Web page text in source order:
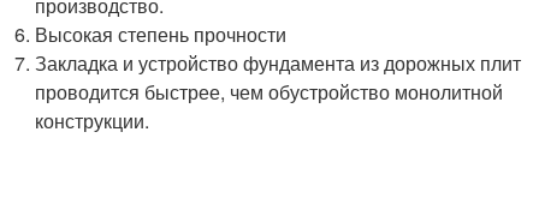
Высокая степень прочности
Закладка и устройство фундамента из дорожных плит
проводится быстрее, чем обустройство монолитной
конструкции.